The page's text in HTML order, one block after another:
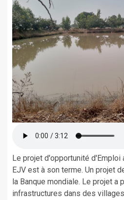
Le projet d'opportunité d'Emploi
EJV est à son terme. Un projet
la Banque mondiale. Le projet
infrastructures dans des